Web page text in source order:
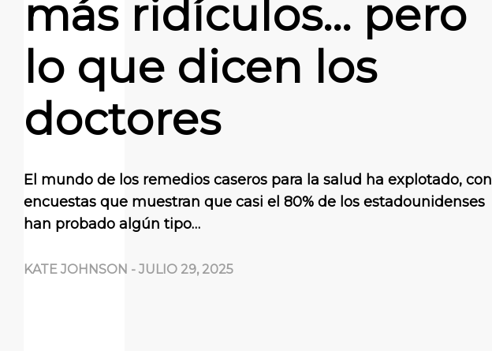
más ridículos… pero
lo que dicen los
doctores
El mundo de los remedios caseros para la salud ha explotado, con
encuestas que muestran que casi el 80% de los estadounidenses
han probado algún tipo…
KATE JOHNSON - JULIO 29, 2025